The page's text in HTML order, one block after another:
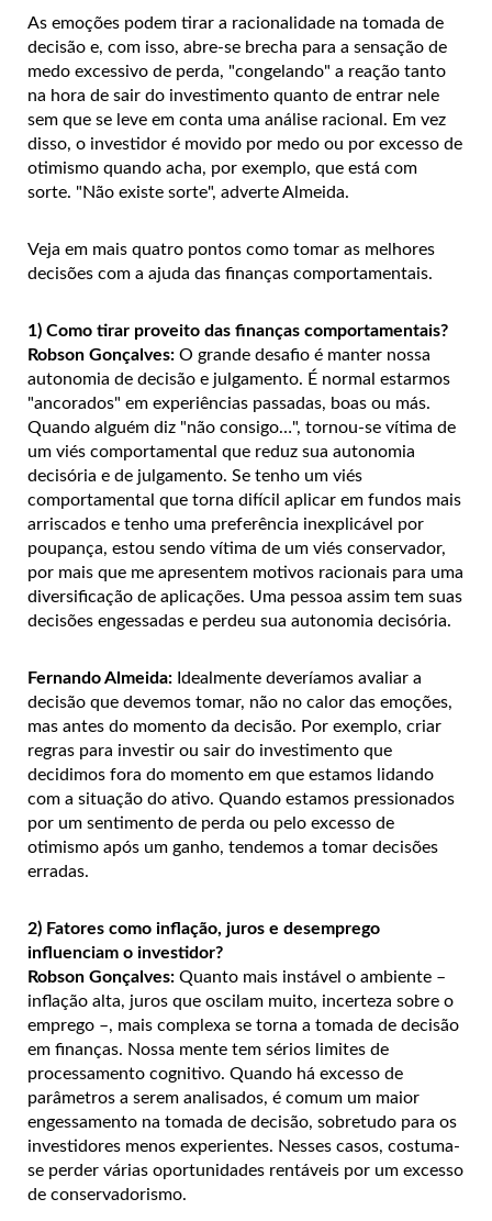
As emoções podem tirar a racionalidade na tomada de
decisão e, com isso, abre-se brecha para a sensação de
medo excessivo de perda, "congelando" a reação tanto
na hora de sair do investimento quanto de entrar nele
sem que se leve em conta uma análise racional. Em vez
disso, o investidor é movido por medo ou por excesso de
otimismo quando acha, por exemplo, que está com
sorte. "Não existe sorte", adverte Almeida.
Veja em mais quatro pontos como tomar as melhores
decisões com a ajuda das finanças comportamentais.
1) Como tirar proveito das finanças comportamentais?
Robson Gonçalves: O grande desafio é manter nossa
autonomia de decisão e julgamento. É normal estarmos
"ancorados" em experiências passadas, boas ou más.
Quando alguém diz "não consigo…", tornou-se vítima de
um viés comportamental que reduz sua autonomia
decisória e de julgamento. Se tenho um viés
comportamental que torna difícil aplicar em fundos mais
arriscados e tenho uma preferência inexplicável por
poupança, estou sendo vítima de um viés conservador,
por mais que me apresentem motivos racionais para uma
diversificação de aplicações. Uma pessoa assim tem suas
decisões engessadas e perdeu sua autonomia decisória.
Fernando Almeida: Idealmente deveríamos avaliar a
decisão que devemos tomar, não no calor das emoções,
mas antes do momento da decisão. Por exemplo, criar
regras para investir ou sair do investimento que
decidimos fora do momento em que estamos lidando
com a situação do ativo. Quando estamos pressionados
por um sentimento de perda ou pelo excesso de
otimismo após um ganho, tendemos a tomar decisões
erradas.
2) Fatores como inflação, juros e desemprego
influenciam o investidor?
Robson Gonçalves: Quanto mais instável o ambiente –
inflação alta, juros que oscilam muito, incerteza sobre o
emprego –, mais complexa se torna a tomada de decisão
em finanças. Nossa mente tem sérios limites de
processamento cognitivo. Quando há excesso de
parâmetros a serem analisados, é comum um maior
engessamento na tomada de decisão, sobretudo para os
investidores menos experientes. Nesses casos, costuma-
se perder várias oportunidades rentáveis por um excesso
de conservadorismo.